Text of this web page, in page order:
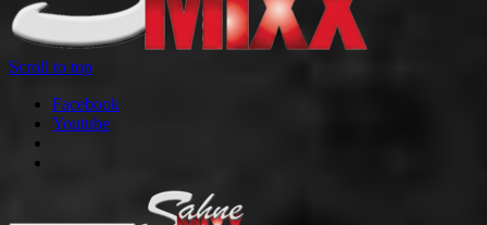
Scroll to top
Facebook
Youtube